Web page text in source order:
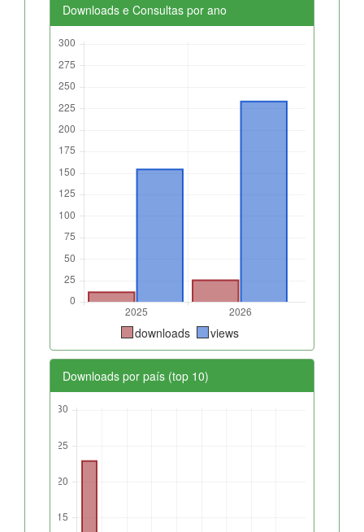
Downloads e Consultas por ano
downloads views
Downloads por país (top 10)